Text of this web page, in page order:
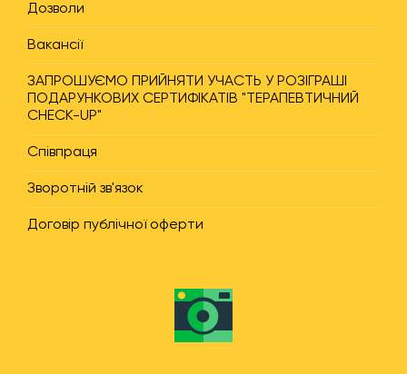
Дозволи
Вакансії
ЗАПРОШУЄМО ПРИЙНЯТИ УЧАСТЬ У РОЗІГРАШІ
ПОДАРУНКОВИХ СЕРТИФІКАТІВ "ТЕРАПЕВТИЧНИЙ
CHECK-UP"
Співпраця
Зворотній зв'язок
Договір публічної оферти